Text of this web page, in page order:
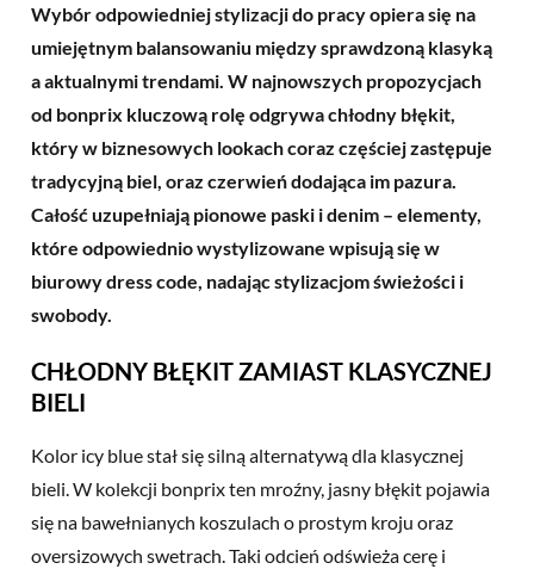
Wybór odpowiedniej stylizacji do pracy opiera się na
umiejętnym balansowaniu między sprawdzoną klasyką
a aktualnymi trendami. W najnowszych propozycjach
od bonprix kluczową rolę odgrywa chłodny błękit,
który w biznesowych lookach coraz częściej zastępuje
tradycyjną biel, oraz czerwień dodająca im pazura.
Całość uzupełniają pionowe paski i denim – elementy,
które odpowiednio wystylizowane wpisują się w
biurowy dress code, nadając stylizacjom świeżości i
swobody.
CHŁODNY BŁĘKIT ZAMIAST KLASYCZNEJ
BIELI
Kolor icy blue stał się silną alternatywą dla klasycznej
bieli. W kolekcji bonprix ten mroźny, jasny błękit pojawia
się na bawełnianych koszulach o prostym kroju oraz
oversizowych swetrach. Taki odcień odświeża cerę i